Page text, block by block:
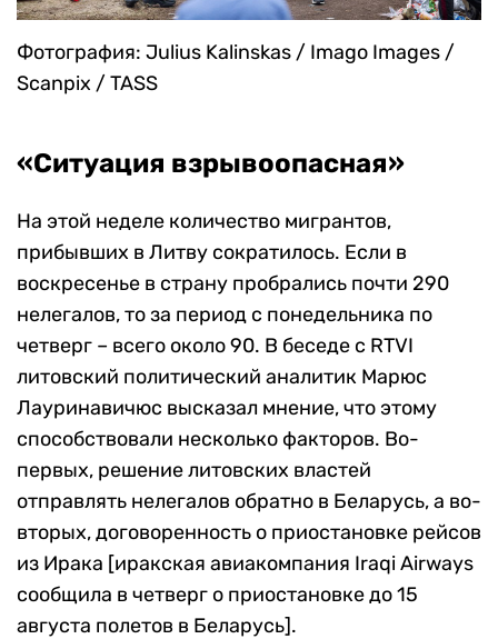
Фотография: Julius Kalinskas / Imago Images /
Scanpix / TASS
«Ситуация взрывоопасная»
На этой неделе количество мигрантов,
прибывших в Литву сократилось. Если в
воскресенье в страну пробрались почти 290
нелегалов, то за период с понедельника по
четверг – всего около 90. В беседе с RTVI
литовский политический аналитик Марюс
Лауринавичюс высказал мнение, что этому
способствовали несколько факторов. Во-
первых, решение литовских властей
отправлять нелегалов обратно в Беларусь, а во-
вторых, договоренность о приостановке рейсов
из Ирака [иракская авиакомпания Iraqi Airways
сообщила в четверг о приостановке до 15
августа полетов в Беларусь].